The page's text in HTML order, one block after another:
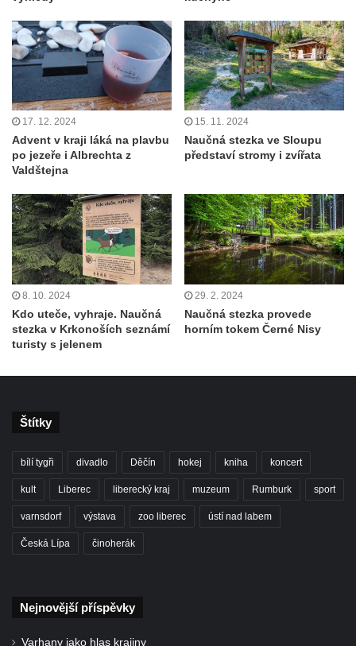
17. 12. 2024
Advent v kraji láká na plavbu
po jezeře i Albrechta z
Valdštejna
15. 11. 2024
Naučná stezka ve Sloupu
představí stromy i zvířata
8. 10. 2024
Kdo uteče, vyhraje. Naučná
stezka v Krkonoších seznámí
turisty s jelenem
29. 2. 2024
Naučná stezka provede
horním tokem Černé Nisy
Štítky
bílí tygři divadlo Děčín hokej kniha koncert
kult Liberec liberecký kraj muzeum Rumburk sport
varnsdorf výstava zoo liberec ústí nad labem
Česká Lípa činoherák
Nejnovější příspěvky
Varhany jako hlas krajiny